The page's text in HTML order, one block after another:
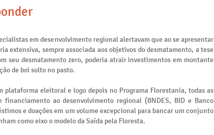
em desenvolvimento regional alertavam que ao se apresentar
extensiva, sempre associada aos objetivos do desmatamento, a tese
seu desmatamento zero, poderia atrair investimentos em montante
de boi solto no pasto.
plataforma eleitoral e logo depois no Programa Florestania, todas as
financiamento ao desenvolvimento regional (BNDES, BID e Banco
e doações em um volume excepcional para bancar um conjunto
como eixo o modelo da Saída pela Floresta.